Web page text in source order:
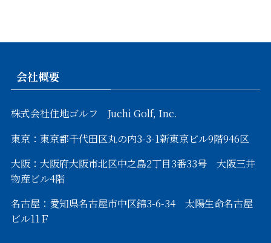
会社概要
株式会社住地ゴルフ Juchi Golf, Inc.
東京：東京都千代田区丸の内3-3-1新東京ビル9階946区
大阪：大阪府大阪市北区中之島2丁目3番33号 大阪三井
物産ビル4階
名古屋：愛知県名古屋市中区錦3-6-34 太陽生命名古屋
ビル11Ｆ